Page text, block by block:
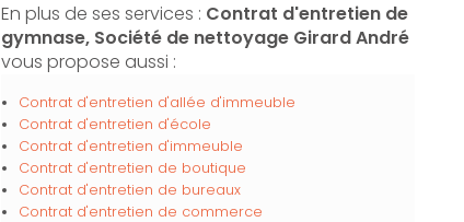
En plus de ses services : Contrat d'entretien de
gymnase, Société de nettoyage Girard André
vous propose aussi :
Contrat d'entretien d'allée d'immeuble
Contrat d'entretien d'école
Contrat d'entretien d'immeuble
Contrat d'entretien de boutique
Contrat d'entretien de bureaux
Contrat d'entretien de commerce